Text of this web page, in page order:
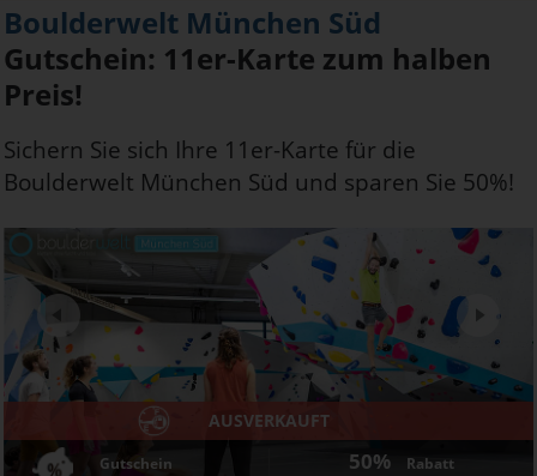
Boulderwelt München Süd
Gutschein: 11er-Karte zum halben
Preis!
Sichern Sie sich Ihre 11er-Karte für die
Boulderwelt München Süd und sparen Sie 50%!
AUSVERKAUFT
Gutschein 50% Rabatt
Next